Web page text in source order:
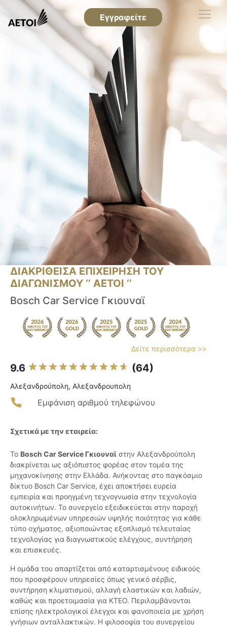
Εγγραφείτε
ΔΙΑΚΡΙΘΕΙΣΑ ΕΠΙΧΕΙΡΗΣΗ ΤΟΥ
ΔΙΑΓΩΝΙΣΜΟΥ ‘’ ΑΕΤΟΙ ‘’
Bosch Car Service Γκιουναϊ
Δείτε περισσότερα >>
9.6 (64)
Αλεξανδρούπολη, Αλεξανδρουπολη
Εμφάνιση αριθμού τηλεφώνου
Σχετικά με την εταιρεία:
Το Bosch Car Service Γκιουναϊ στην Αλεξανδρούπολη
διακρίνεται ως αξιόπιστος φορέας στον τομέα της
μηχανοκίνησης στην Ελλάδα. Ανήκοντας στο παγκόσμιο
δίκτυο Bosch Car Service, έχει αποκτήσει ευρεία
εμπειρία και προηγμένη τεχνογνωσία στην τεχνολογία
αυτοκινήτων. Το συνεργείο εξειδικεύεται στην παροχή
ολοκληρωμένων υπηρεσιών υψηλής ποιότητας για κάθε
τύπο οχήματος, αξιοποιώντας εξοπλισμό τελευταίας
τεχνολογίας για διαγνωστικούς ελέγχους, συντήρηση
και επισκευές.
Η ομάδα του απαρτίζεται από καταρτισμένους ειδικούς
που προσφέρουν υπηρεσίες όπως γενικό σέρβις,
συντήρηση κλιματισμού, αλλαγή ελαστικών και λαδιών,
καθώς και προετοιμασία για ΚΤΕΟ. Περιλαμβάνονται
επίσης ηλεκτρολογικοί έλεγχοι και φανοποιεία με χρήση
γνήσιων ανταλλακτικών. Η φιλοσοφία του συνεργείου